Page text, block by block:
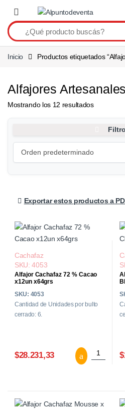
Saltar a navegación
Inicio Productos etiquetados
Alfajores Artesanales
Mostrando los 12 resultados
Exportar estos productos a
Cachafaz
SKU: 4053
Alfajor Cachafaz 72 % Cacao
x12un x64grs
SKU: 4053
Cantidad de Unidades por bulto
cerrado: 6.
$28.231,33 Alfajor